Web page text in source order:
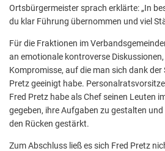
Ortsbürgermeister sprach erklärte: „In
du klar Führung übernommen und viel
Für die Fraktionen im
an emotionale kontroverse
Kompromisse, auf die man sich dank
Pretz geeinigt habe.
Fred Pretz habe als Chef seinen Leuten
gegeben, ihre Aufgaben zu gestalten
den Rücken gestärkt.
Zum Abschluss ließ es sich Fred Pretz